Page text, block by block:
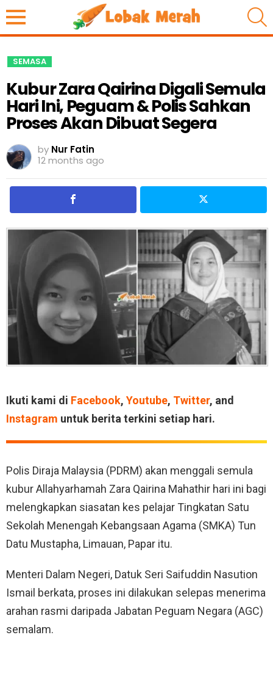
SEMASA
Kubur Zara Qairina Digali Semula
Hari Ini, Peguam & Polis Sahkan
Proses Akan Dibuat Segera
by Nur Fatin
12 months ago
Ikuti kami di Facebook, Youtube, Twitter, and
Instagram untuk berita terkini setiap hari.
Polis Diraja Malaysia (PDRM) akan menggali semula
kubur Allahyarhamah Zara Qairina Mahathir hari ini bagi
melengkapkan siasatan kes pelajar Tingkatan Satu
Sekolah Menengah Kebangsaan Agama (SMKA) Tun
Datu Mustapha, Limauan, Papar itu.
Menteri Dalam Negeri, Datuk Seri Saifuddin Nasution
Ismail berkata, proses ini dilakukan selepas menerima
arahan rasmi daripada Jabatan Peguam Negara (AGC)
semalam.